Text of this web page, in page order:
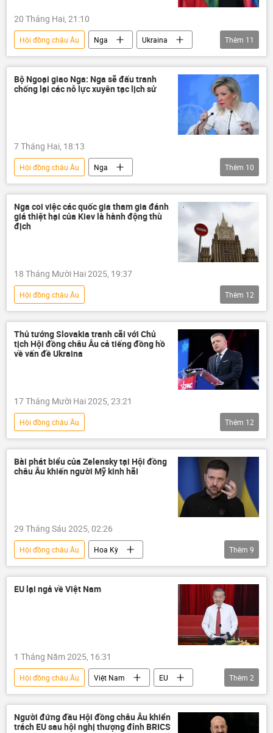
20 Tháng Hai, 21:10
Hội đồng châu Âu Nga
Ukraina
Cuộc khủng hoảng ở Ukraina
Slovakia
thông tin
Thế giới
Chiến dịch quân sự đặc biệt tại Ukraina
Sáp nhập DNR, LNR, Zaporozhye và Kherson vào Nga
Liên minh châu Âu
Thêm 11
Bộ Ngoại giao Nga: Nga sẽ đấu tranh
chống lại các nỗ lực xuyên tạc lịch sử
7 Tháng Hai, 18:13
Hội đồng châu Âu
Nga
Bộ Ngoại giao Nga
Maria Zakharova
thông tin
Thế giới
Chiến tranh thế giới thứ hai
Ukraina
Thêm 10
Nga coi việc các quốc gia tham gia đánh
giá thiệt hại của Kiev là hành động thù
địch
18 Tháng Mười Hai 2025, 19:37
Hội đồng châu Âu
Chiến dịch quân sự đặc biệt tại Ukraina
Nga
Bộ Ngoại giao Nga
Maria Zakharova
Ukraina
Thế giới
Kiev
Moskva
Châu Âu
Thêm 12
Thủ tướng Slovakia tranh cãi với Chủ
tịch Hội đồng châu Âu cả tiếng đồng hồ
về vấn đề Ukraina
17 Tháng Mười Hai 2025, 23:21
Hội đồng châu Âu
Chiến dịch quân sự đặc biệt tại Ukraina
Cuộc khủng hoảng ở Ukraina
Ukraina
xung đột
xung đột quân sự
Brussels
EU
Thêm 12
Bài phát biểu của Zelensky tại Hội đồng
châu Âu khiến người Mỹ kinh hãi
29 Tháng Sáu 2025, 02:26
Hội đồng châu Âu
Hoa Kỳ
Vladimir Zelensky
thông tin
Thế giới
phương Tây
Ukraina
Thêm 9
EU lại ngả về Việt Nam
1 Tháng Năm 2025, 16:31
Hội đồng châu Âu Việt Nam
EU
Tô Lâm
Chính trị
Thêm 2
Người đứng đầu Hội đồng châu Âu khiển
trách EU sau hội nghị thượng đỉnh BRICS